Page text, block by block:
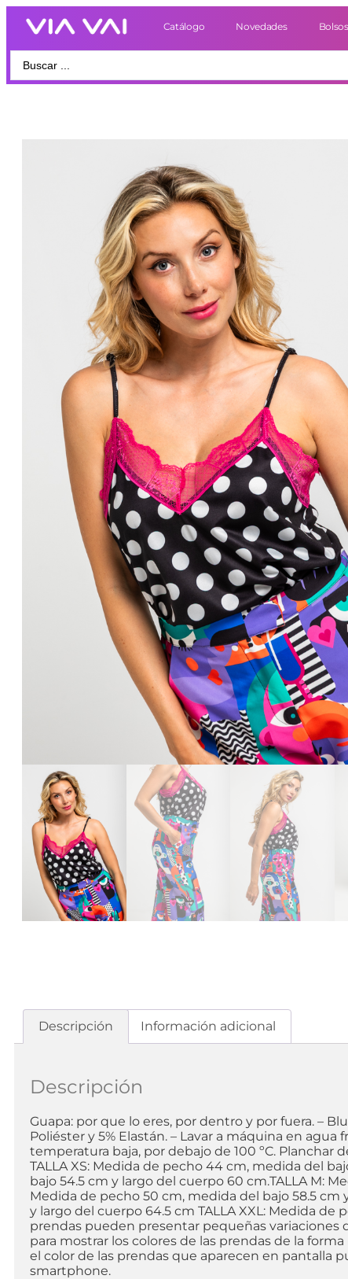
Catálogo Novedades Bolsos
Descripción Información adicional
Descripción
Guapa: por que lo eres, por dentro y por fuera. –
Poliéster y 5% Elastán. – Lavar a máquina en agua
temperatura baja, por debajo de 100 ºC. Planchar
TALLA XS: Medida de pecho 44 cm, medida del
bajo 54.5 cm y largo del cuerpo 60 cm.TALLA M:
Medida de pecho 50 cm, medida del bajo 58.5 cm
y largo del cuerpo 64.5 cm TALLA XXL: Medida
prendas pueden presentar pequeñas variaciones
para mostrar los colores de las prendas de la
el color de las prendas que aparecen en pantalla
smartphone.